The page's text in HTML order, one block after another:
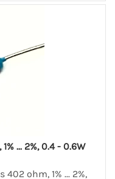
1% ... 2%, 0.4 - 0.6W
ohm, 1% ... 2%,